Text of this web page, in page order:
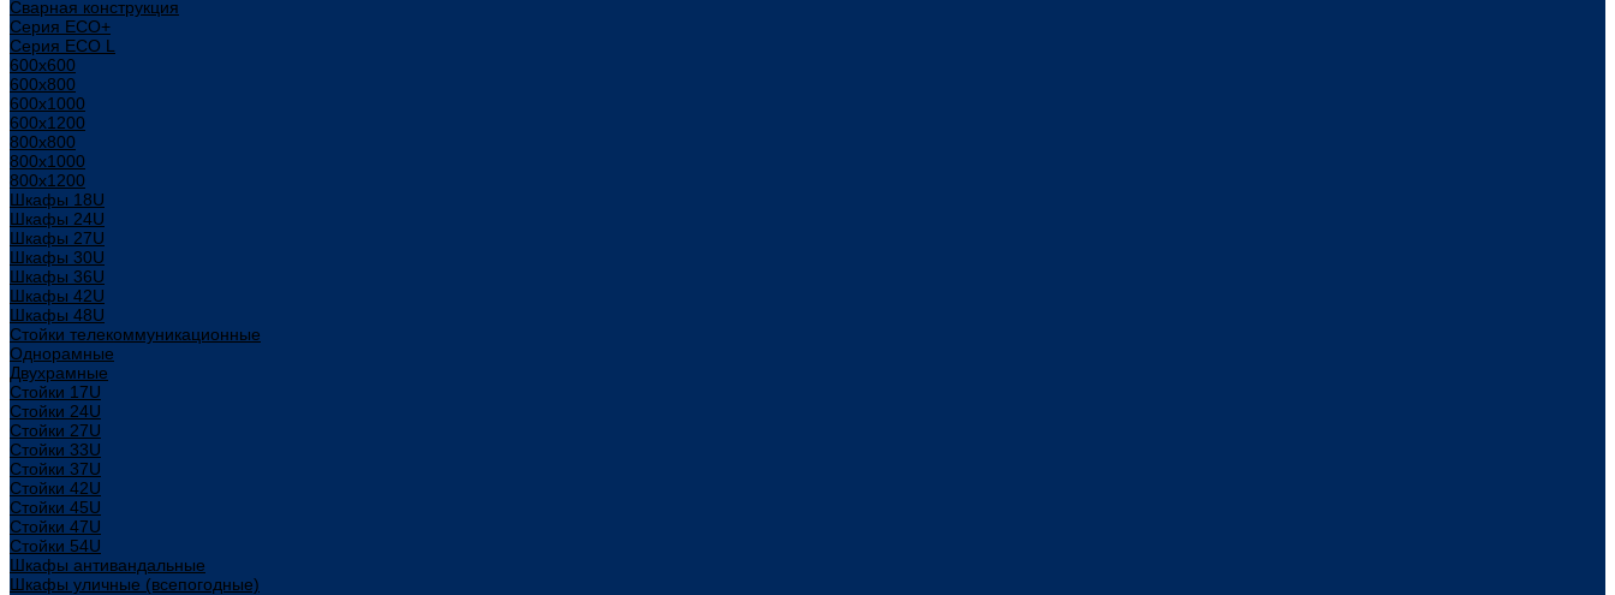
Сварная конструкция
Серия ECO+
Серия ECO L
600x600
600x800
600х1000
600х1200
800x800
800х1000
800х1200
Шкафы 18U
Шкафы 24U
Шкафы 27U
Шкафы 30U
Шкафы 36U
Шкафы 42U
Шкафы 48U
Стойки телекоммуникационные
Однорамные
Двухрамные
Стойки 17U
Стойки 24U
Стойки 27U
Стойки 33U
Стойки 37U
Стойки 42U
Стойки 45U
Стойки 47U
Стойки 54U
Шкафы антивандальные
Шкафы уличные (всепогодные)